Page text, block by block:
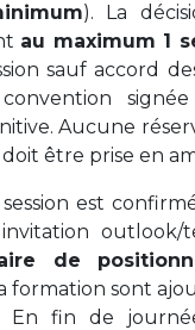
). La
au maximum 1
sauf accord
Aucune
être prise en
est
outlook/
de
formation sont
En fin de